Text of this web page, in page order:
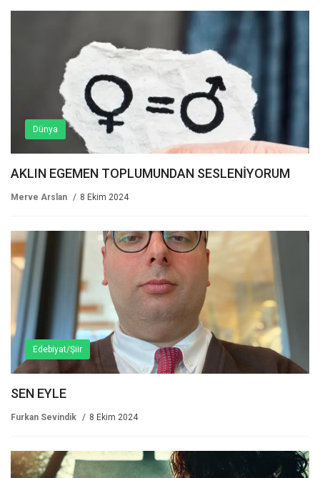
Dünya
AKLIN EGEMEN TOPLUMUNDAN SESLENİYORUM
Merve Arslan 8 Ekim 2024
Edebiyat/Şiir
SEN EYLE
Furkan Sevindik 8 Ekim 2024